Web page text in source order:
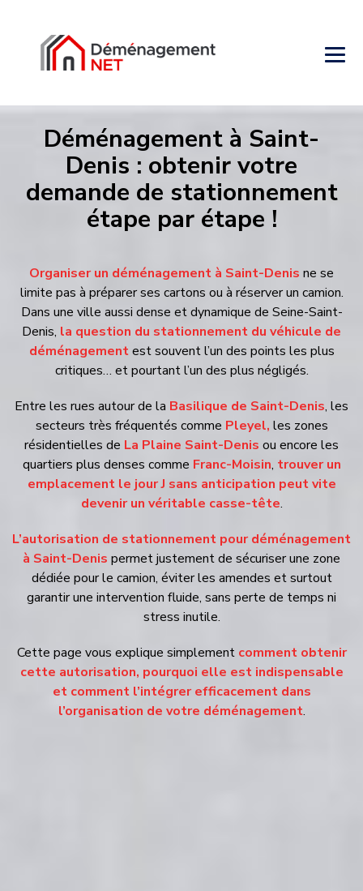
Déménagement à Saint-
Denis : obtenir votre
demande de stationnement
étape par étape !
Organiser un déménagement à Saint-Denis ne se
limite pas à préparer ses cartons ou à réserver un camion.
Dans une ville aussi dense et dynamique de Seine-Saint-
Denis, la question du stationnement du véhicule de
déménagementest souvent l’un des points les plus
critiques… et pourtant l’un des plus négligés.
Entre les rues autour de la Basilique de Saint-Denis, les
secteurs très fréquentés comme Pleyel, les zones
résidentielles de La Plaine Saint-Denis ou encore les
quartiers plus denses comme Franc-Moisin, trouver un
emplacement le jour J sans anticipation peut vite
devenir un véritable casse-tête.
L’autorisation de stationnement pour déménagement
à Saint-Denis permet justement de sécuriser une zone
dédiée pour le camion, éviter les amendes et surtout
garantir une intervention fluide, sans perte de temps ni
stress inutile.
Cette page vous explique simplement comment obtenir
cette autorisation, pourquoi elle est indispensable
et comment l’intégrer efficacement dans
l’organisation de votre déménagement.